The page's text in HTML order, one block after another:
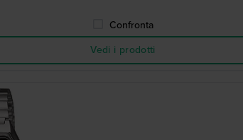
Confronta
Vedi i prodotti